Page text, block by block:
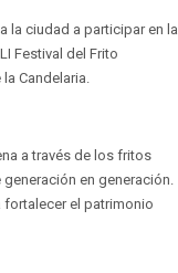
la ciudad a participar en la
Festival del Frito
Candelaria.
a través de los fritos
en generación.
fortalecer el patrimonio